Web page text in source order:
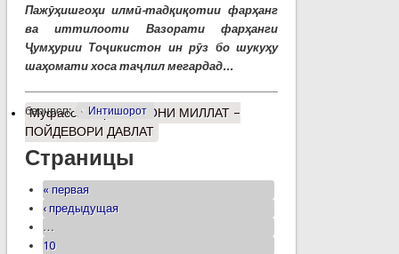
Пажӯҳишгоҳи илмӣ-тадқиқотии фарҳанг
ва иттилооти Вазорати фарҳанги
Ҷумҳурии Тоҷикистон ин рӯз бо шукуҳу
шаҳомати хоса таҷлил мегардад...
барчасп: Интишорот
Муфассалтаро ЗАБОНИ МИЛЛАТ –
ПОЙДЕВОРИ ДАВЛАТ
Страницы
« первая
‹ предыдущая
…
10